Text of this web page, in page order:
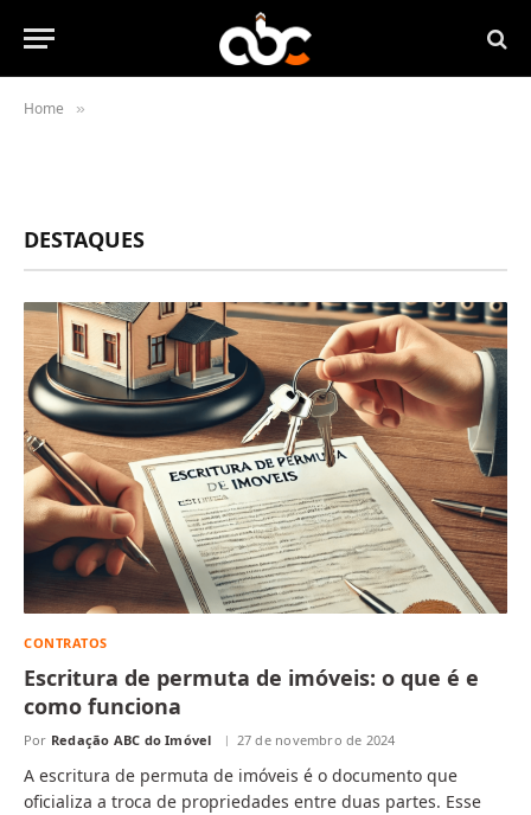
Home »
DESTAQUES
CONTRATOS
Escritura de permuta de imóveis: o que é e
como funciona
Por Redação ABC do Imóvel 27 de novembro de 2024
A escritura de permuta de imóveis é o documento que
oficializa a troca de propriedades entre duas partes. Esse